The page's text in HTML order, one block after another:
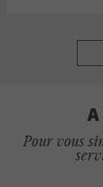
Pour vous